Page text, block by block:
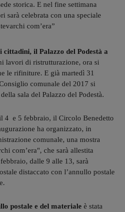
storica. E nel fine settimana
sarà celebrata con una speciale
com’era”
il Palazzo del Podestà a
lavori di ristrutturazione, ora si
le rifiniture. E già martedì 31
comunale del 2017 si
sala del Palazzo del Podestà.
4 e 5 febbraio, il Circolo Benedetto
ha organizzato, in
comunale, una mostra
com’era", che sarà allestita
dalle 9 alle 13, sarà
distaccato con l’annullo postale
postale e del materiale è stata